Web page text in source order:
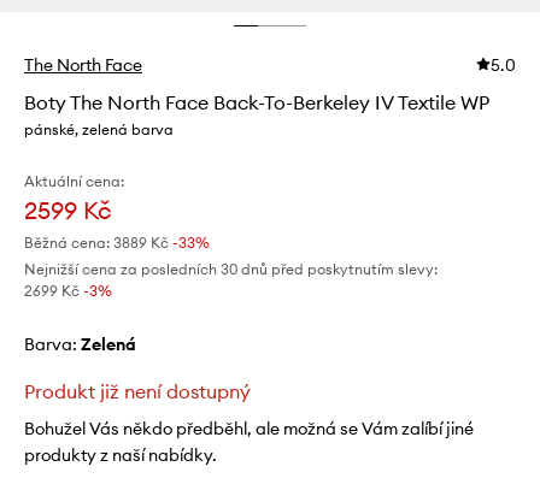
The North Face 5.0
Boty The North Face Back-To-Berkeley IV Textile WP
pánské, zelená barva
Aktuální cena:
2599 Kč
Běžná cena: 3889 Kč -33%
Nejnižší cena za posledních 30 dnů před poskytnutím slevy:
2699 Kč -3%
Barva: zelená
Produkt již není dostupný
Bohužel Vás někdo předběhl, ale možná se Vám zalíbí jiné
produkty z naší nabídky.